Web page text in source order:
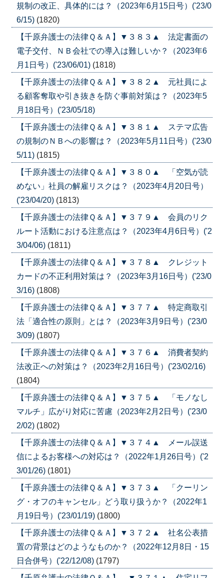
規制の改正、具体的には？（2023年6月15日号）('23/0
6/15) (1820)
【千原弁護士の法律Ｑ＆Ａ】▼３８３▲ 法定書面の
電子交付、ＮＢ会社での導入は難しいか？（2023年6
月1日号）('23/06/01) (1818)
【千原弁護士の法律Ｑ＆Ａ】▼３８２▲ 元社員によ
る顧客奪取や引き抜きを防ぐ事前対策は？（2023年5
月18日号）('23/05/18)
【千原弁護士の法律Ｑ＆Ａ】▼３８１▲ ステマ広告
の規制のＮＢへの影響は？（2023年5月11日号）('23/0
5/11) (1815)
【千原弁護士の法律Ｑ＆Ａ】▼３８０▲ 「空気が読
めない」社員の解雇リスクは？（2023年4月20日号）
('23/04/20) (1813)
【千原弁護士の法律Ｑ＆Ａ】▼３７９▲ 会員のリク
ルート活動における注意点は？（2023年4月6日号）('2
3/04/06) (1811)
【千原弁護士の法律Ｑ＆Ａ】▼３７８▲ クレジット
カードの不正利用対策は？（2023年3月16日号）('23/0
3/16) (1808)
【千原弁護士の法律Ｑ＆Ａ】▼３７７▲ 特定商取引
法「適合性の原則」とは？（2023年3月9日号）('23/0
3/09) (1807)
【千原弁護士の法律Ｑ＆Ａ】▼３７６▲ 消費者契約
法改正への対策は？（2023年2月16日号）('23/02/16)
(1804)
【千原弁護士の法律Ｑ＆Ａ】▼３７５▲ 「モノなし
マルチ」広がり対応に苦慮（2023年2月2日号）('23/0
2/02) (1802)
【千原弁護士の法律Ｑ＆Ａ】▼３７４▲ メール誤送
信によるお客様への対応は？（2022年1月26日号）('2
3/01/26) (1801)
【千原弁護士の法律Ｑ＆Ａ】▼３７３▲ 「クーリン
グ・オフのキャンセル」どう取り扱うか？（2022年1
月19日号）('23/01/19) (1800)
【千原弁護士の法律Ｑ＆Ａ】▼３７２▲ 社名公表措
置の背景はどのようなものか？（2022年12月8日・15
日合併号）('22/12/08) (1797)